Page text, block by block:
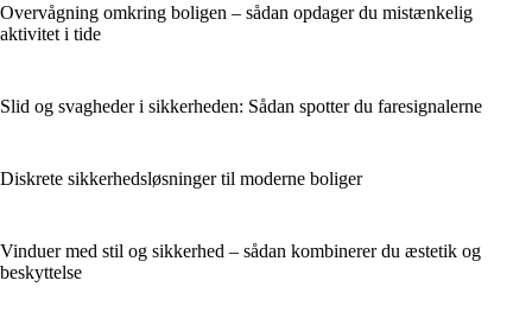
Overvågning omkring boligen – sådan opdager du mistænkelig
aktivitet i tide
Slid og svagheder i sikkerheden: Sådan spotter du faresignalerne
Diskrete sikkerhedsløsninger til moderne boliger
Vinduer med stil og sikkerhed – sådan kombinerer du æstetik og
beskyttelse